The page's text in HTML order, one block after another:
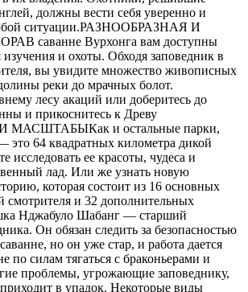
должны вести себя уверенно и
ситуации.РАЗНООБРАЗНАЯ И
саванне Вурхонга вам доступны
и охоты. Обходя заповедник в
вы увидите множество живописных
реки до мрачных болот.
лесу акаций или доберитесь до
и прикоснитесь к Древу
и остальные парки,
это 64 квадратных километра дикой
ее красоты, чудеса и
лад. Или же узнать новую
которая состоит из 16 основных
смотрителя и 32 дополнительных
Нджабуло Шабанг — старший
Он обязан следить за безопасностью
но он уже стар, и работа дается
по силам тягаться с браконьерами и
проблемы, угрожающие заповеднику,
в упадок. Некоторые виды